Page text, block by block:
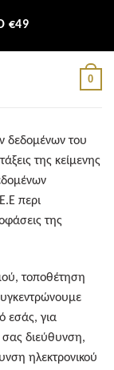
€49
0
δεδομένων του
της κείμενης
περι
της
τοποθέτηση
εσάς, για
διεύθυνση,
ηλεκτρονικού